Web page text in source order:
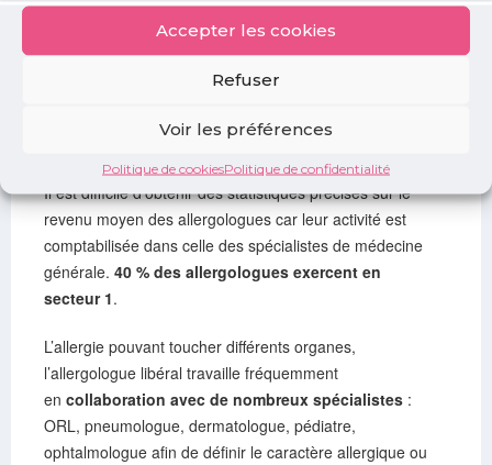
Accepter les cookies
Refuser
Voir les préférences
Politique de cookiesPolitique de confidentialité
l’expiration forcée, avec mesure des volumes
pulmonaires mobilisables et non mobilisables
par pléthysmographie.
Il est difficile d’obtenir des statistiques précises sur le
revenu moyen des allergologues car leur activité est
comptabilisée dans celle des spécialistes de médecine
générale. 40 % des allergologues exercent en
secteur 1.
L’allergie pouvant toucher différents organes,
l’allergologue libéral travaille fréquemment
en collaboration avec de nombreux spécialistes :
ORL, pneumologue, dermatologue, pédiatre,
ophtalmologue afin de définir le caractère allergique ou